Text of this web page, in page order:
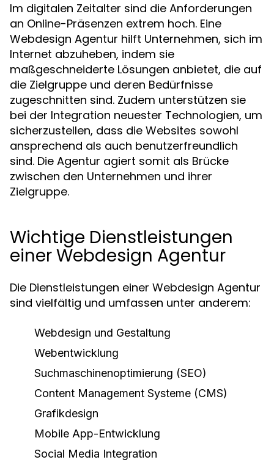
Im digitalen Zeitalter sind die Anforderungen
an Online-Präsenzen extrem hoch. Eine
Webdesign Agentur hilft Unternehmen, sich im
Internet abzuheben, indem sie
maßgeschneiderte Lösungen anbietet, die auf
die Zielgruppe und deren Bedürfnisse
zugeschnitten sind. Zudem unterstützen sie
bei der Integration neuester Technologien, um
sicherzustellen, dass die Websites sowohl
ansprechend als auch benutzerfreundlich
sind. Die Agentur agiert somit als Brücke
zwischen den Unternehmen und ihrer
Zielgruppe.
Wichtige Dienstleistungen
einer Webdesign Agentur
Die Dienstleistungen einer Webdesign Agentur
sind vielfältig und umfassen unter anderem:
Webdesign und Gestaltung
Webentwicklung
Suchmaschinenoptimierung (SEO)
Content Management Systeme (CMS)
Grafikdesign
Mobile App-Entwicklung
Social Media Integration